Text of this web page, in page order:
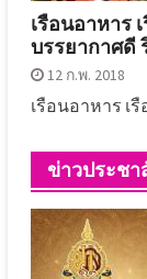
เรือนอาหาร
บรรยากาศดี
12 ก.พ. 2018
เรือนอาหาร เรื
ข่าวประช